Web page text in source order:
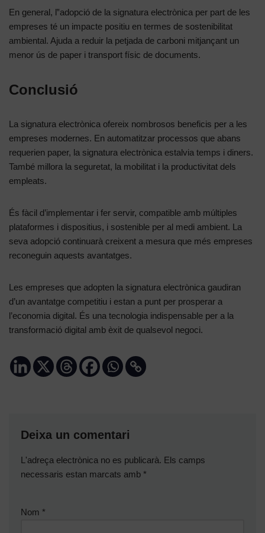
En general, l‟adopció de la signatura electrònica per part de les
empreses té un impacte positiu en termes de sostenibilitat
ambiental. Ajuda a reduir la petjada de carboni mitjançant un
menor ús de paper i transport físic de documents.
Conclusió
La signatura electrònica ofereix nombrosos beneficis per a les
empreses modernes. En automatitzar processos que abans
requerien paper, la signatura electrònica estalvia temps i diners.
També millora la seguretat, la mobilitat i la productivitat dels
empleats.
És fàcil d’implementar i fer servir, compatible amb múltiples
plataformes i dispositius, i sostenible per al medi ambient. La
seva adopció continuarà creixent a mesura que més empreses
reconeguin aquests avantatges.
Les empreses que adopten la signatura electrònica gaudiran
d’un avantatge competitiu i estan a punt per prosperar a
l’economia digital. És una tecnologia indispensable per a la
transformació digital amb èxit de qualsevol negoci.
Deixa un comentari
L'adreça electrònica no es publicarà. Els camps
necessaris estan marcats amb *
Nom *